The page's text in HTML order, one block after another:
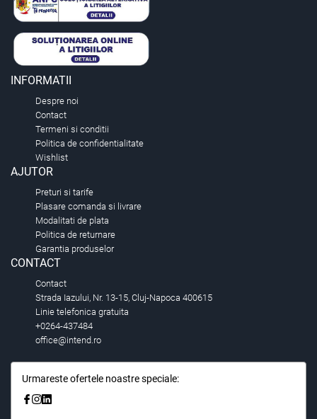
INFORMATII
Despre noi
Contact
Termeni si conditii
Politica de confidentialitate
Wishlist
AJUTOR
Preturi si tarife
Plasare comanda si livrare
Modalitati de plata
Politica de returnare
Garantia produselor
CONTACT
Contact
Strada Iazului, Nr. 13-15, Cluj-Napoca 400615
Linie telefonica gratuita
+0264-437484
office@intend.ro
Urmareste ofertele noastre speciale: